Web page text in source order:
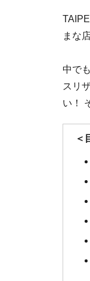
まな
中で
スリ
い！
＜